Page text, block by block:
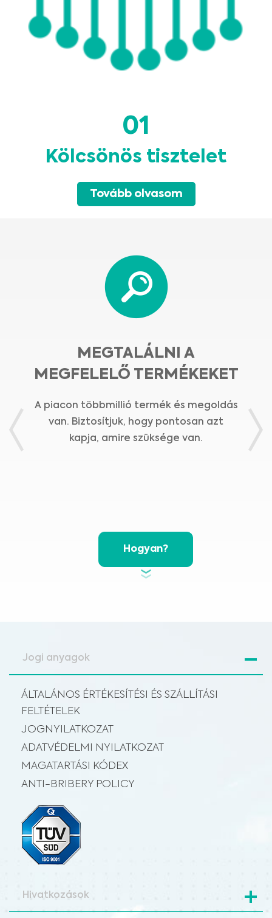
01
Kölcsönös tisztelet
Tovább olvasom
MEGTALÁLNI A
MEGFELELŐ TERMÉKEKET
A piacon többmillió termék és megoldás
van. Biztosítjuk, hogy pontosan azt
kapja, amire szüksége van.
Hogyan?
Jogi anyagok
ÁLTALÁNOS ÉRTÉKESÍTÉSI ÉS SZÁLLÍTÁSI
FELTÉTELEK
JOGNYILATKOZAT
ADATVÉDELMI NYILATKOZAT
MAGATARTÁSI KÓDEX
ANTI-BRIBERY POLICY
Hivatkozások